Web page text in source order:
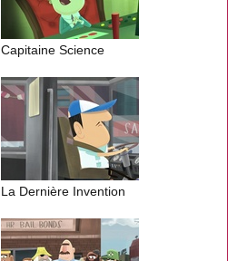
Capitaine Science
La Dernière Invention